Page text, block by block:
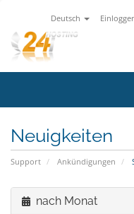
Deutsch
Neuigkeiten
Support Ankündigungen
nach Monat